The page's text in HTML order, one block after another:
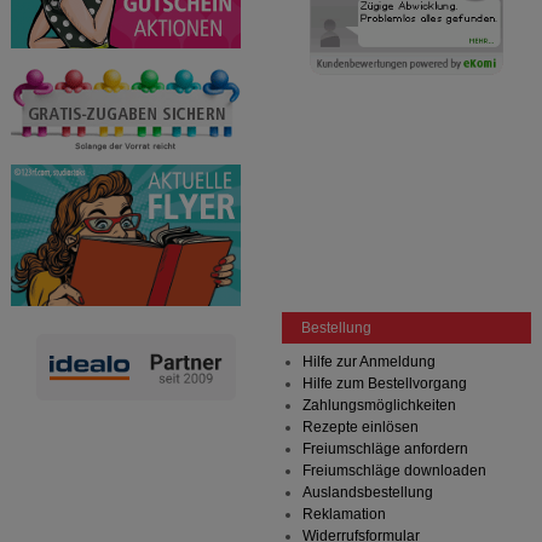
Bestellung
Hilfe zur Anmeldung
Hilfe zum Bestellvorgang
Zahlungsmöglichkeiten
Rezepte einlösen
Freiumschläge anfordern
Freiumschläge downloaden
Auslandsbestellung
Reklamation
Widerrufsformular